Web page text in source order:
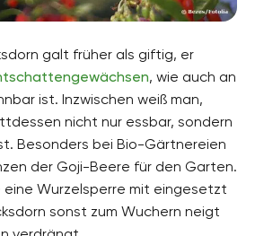
galt früher als giftig, er
, wie auch an
ist. Inzwischen weiß man,
nicht nur essbar, sondern
Besonders bei Bio-Gärtnereien
der Goji-Beere für den Garten.
eine Wurzelsperre mit eingesetzt
sonst zum Wuchern neigt